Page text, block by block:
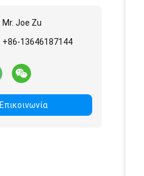
Mr. Joe Zu
+86-13646187144
Επικοινωνία